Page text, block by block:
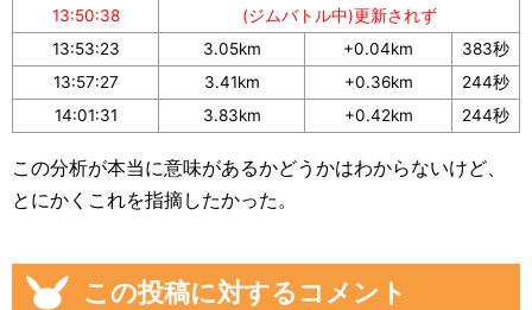
13:50:38
(ジムバトル中)更新されず
13:53:23
3.05km +0.04km
383秒
13:57:27
3.41km +0.36km
244秒
14:01:31
3.83km +0.42km 244秒
この分析が本当に意味があるかどうかはわからないけど、
とにかくこれを指摘したかった。
この投稿に対するコメント